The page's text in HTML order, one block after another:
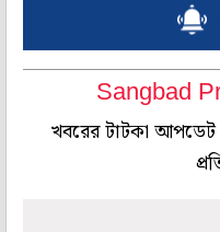
Sangbad
খবরের টাটকা